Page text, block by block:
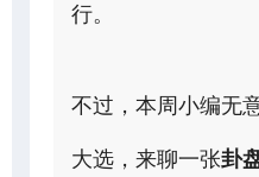
行。
不过，本周小编无
大选，来聊一张卦